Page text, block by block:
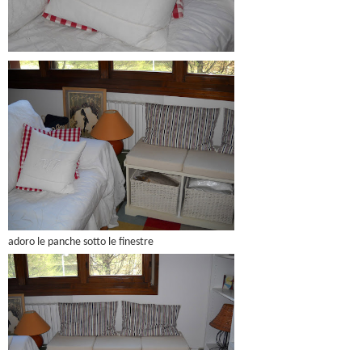
adoro le panche sotto le finestre